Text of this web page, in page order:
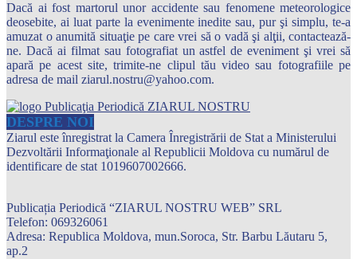
Dacă ai fost martorul unor accidente sau fenomene meteorologice
deosebite, ai luat parte la evenimente inedite sau, pur şi simplu, te-a
amuzat o anumită situaţie pe care vrei să o vadă şi alţii, contactează-
ne. Dacă ai filmat sau fotografiat un astfel de eveniment şi vrei să
apară pe acest site, trimite-ne clipul tău video sau fotografiile pe
adresa de mail ziarul.nostru@yahoo.com.
DESPRE NOI
Ziarul este înregistrat la Camera Înregistrării de Stat a Ministerului
Dezvoltării Informaţionale al Republicii Moldova cu numărul de
identificare de stat 1019607002666.
Publicația Periodică “ZIARUL NOSTRU WEB” SRL
Telefon: 069326061
Adresa: Republica Moldova, mun.Soroca, Str. Barbu Lăutaru 5,
ap.2